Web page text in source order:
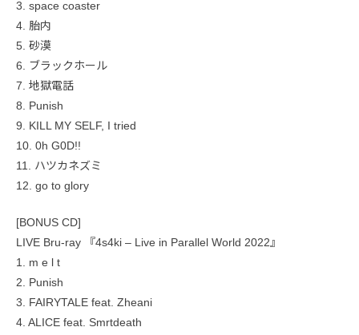
3. space coaster
4. 胎内
5. 砂漠
6. ブラックホール
7. 地獄電話
8. Punish
9. KILL MY SELF, I tried
10. 0h G0D!!
11. ハツカネズミ
12. go to glory
[BONUS CD]
LIVE Bru-ray 『4s4ki – Live in Parallel World 2022』
1. m e l t
2. Punish
3. FAIRYTALE feat. Zheani
4. ALICE feat. Smrtdeath